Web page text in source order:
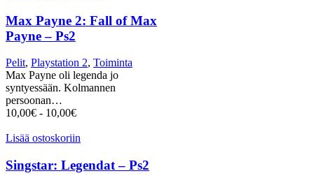
Max Payne 2: Fall of Max
Payne – Ps2
Pelit, Playstation 2, Toiminta
Max Payne oli legenda jo
syntyessään. Kolmannen
persoonan…
10,00€ - 10,00€
Lisää ostoskoriin
Singstar: Legendat – Ps2